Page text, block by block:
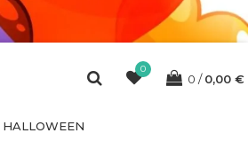
0
0 0,00 €
HALLOWEEN